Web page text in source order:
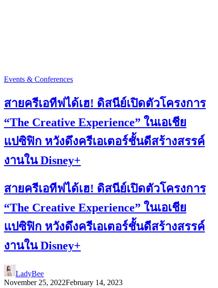
Events & Conferences
สายครีเอทีฟได้เฮ! ดิสนีย์เปิดตัวโครงการ
“The Creative Experience” ในเอเชีย
แปซิฟิก หวังดึงครีเอเตอร์ชั้นดีสร้างสรรค์
งานใน Disney+
สายครีเอทีฟได้เฮ! ดิสนีย์เปิดตัวโครงการ
“The Creative Experience” ในเอเชีย
แปซิฟิก หวังดึงครีเอเตอร์ชั้นดีสร้างสรรค์
งานใน Disney+
LadyBee
November 25, 2022February 14, 2023